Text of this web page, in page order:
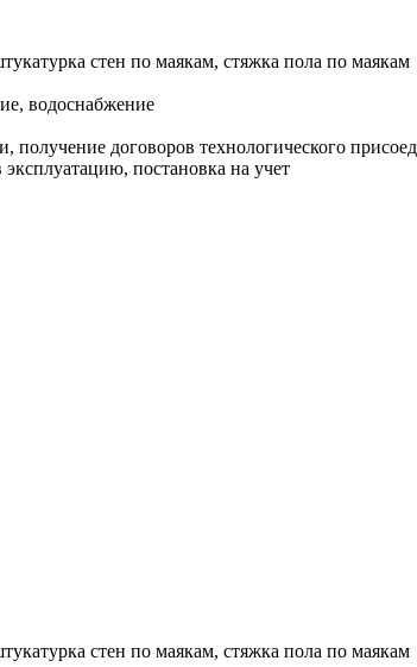
стен по маякам, стяжка пола по маякам
водоснабжение
договоров технологического
постановка на учет
стен по маякам, стяжка пола по маякам